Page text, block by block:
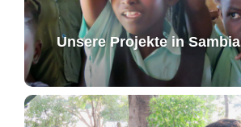
Unsere Projekte in Sambia